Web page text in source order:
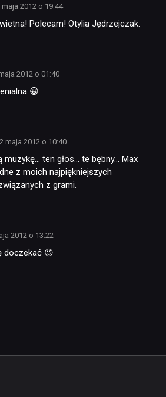
maja 2012 o 19:44
Polecam! Otylia Jędrzejczak.
2012 o 01:40
😀
maja 2012 o 10:40
muzykę… ten głos… te bębny… Max
z moich najpiękniejszych
z grami.
2012 o 13:22
doczekać 😉